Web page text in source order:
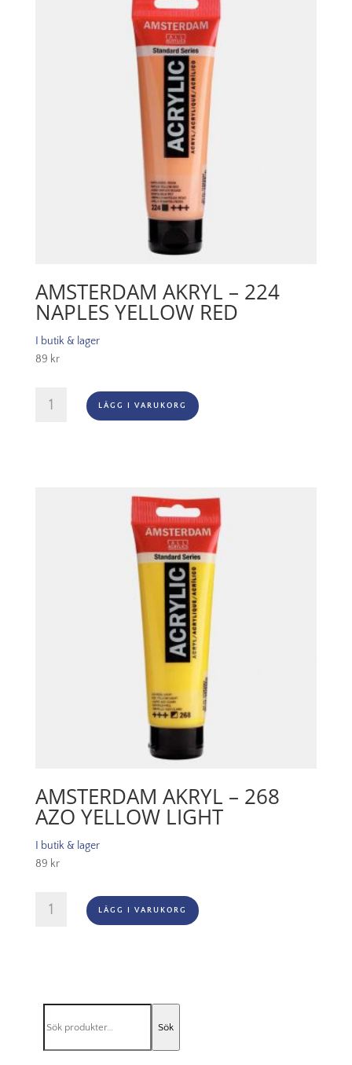
AMSTERDAM AKRYL – 224
NAPLES YELLOW RED
I butik & lager
89 kr
Amsterdam
Akryl
LÄGG I VARUKORG
AMSTERDAM AKRYL – 268
AZO YELLOW LIGHT
I butik & lager
89 kr
Amsterdam
Akryl
Light
mängd
LÄGG I VARUKORG
efter:
Sök